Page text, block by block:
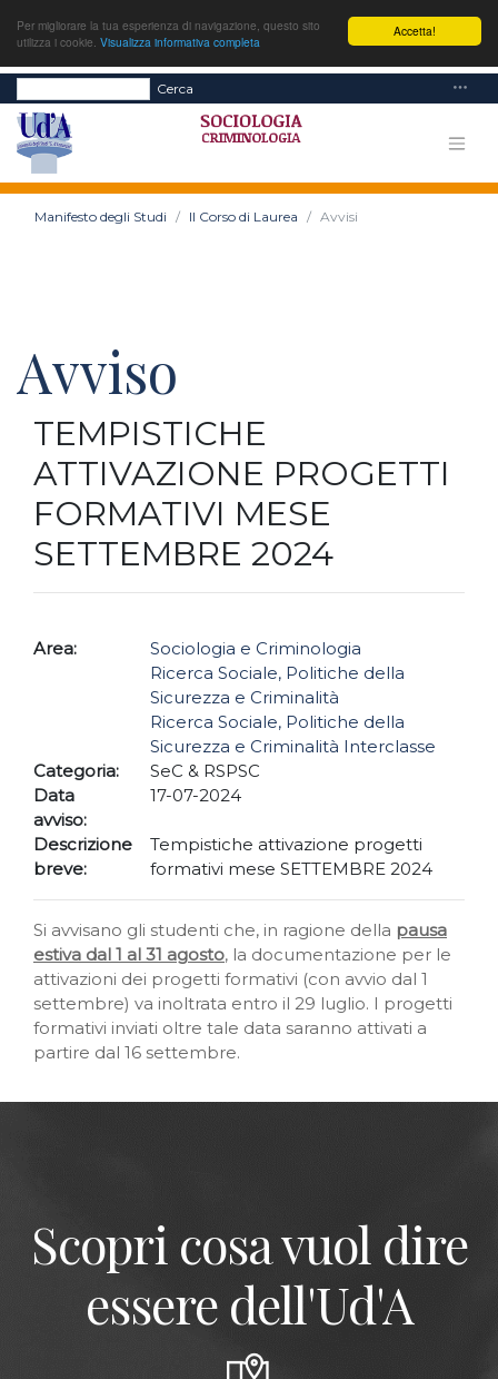
Accetta!
Per migliorare la tua esperienza di navigazione, questo sito
utilizza i cookie. Visualizza informativa completa
Cerca
Manifesto degli Studi Il Corso di Laurea Avvisi
Avviso
TEMPISTICHE
ATTIVAZIONE PROGETTI
FORMATIVI MESE
SETTEMBRE 2024
Area:
Sociologia e Criminologia
Ricerca Sociale, Politiche della
Sicurezza e Criminalità
Ricerca Sociale, Politiche della
Sicurezza e Criminalità Interclasse
Categoria:
SeC & RSPSC
Data
avviso:
17-07-2024
Descrizione
breve:
Tempistiche attivazione progetti
formativi mese SETTEMBRE 2024
Si avvisano gli studenti che, in ragione della pausa
estiva dal 1 al 31 agosto, la documentazione per le
attivazioni dei progetti formativi (con avvio dal 1
settembre) va inoltrata entro il 29 luglio. I progetti
formativi inviati oltre tale data saranno attivati a
partire dal 16 settembre.
Scopri cosa vuol dire
essere dell'Ud'A